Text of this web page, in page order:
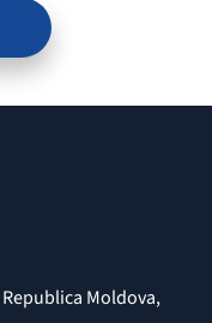
Moldova,